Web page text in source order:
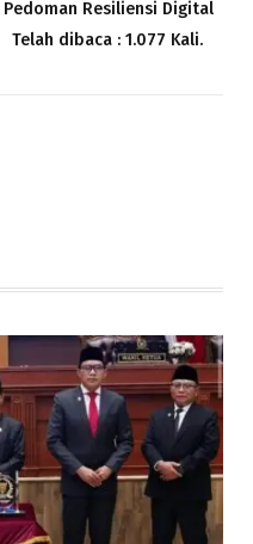
Pedoman Resiliensi Digital
Telah dibaca : 1.077 Kali.